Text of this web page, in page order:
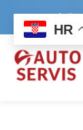
HR